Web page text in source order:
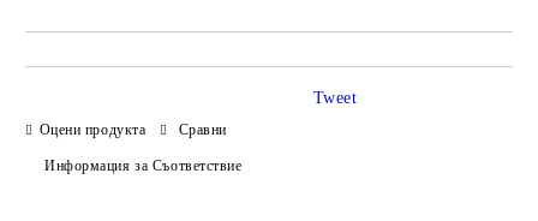
Оцени продукта Сравни
Информация за Съответствие
Tweet